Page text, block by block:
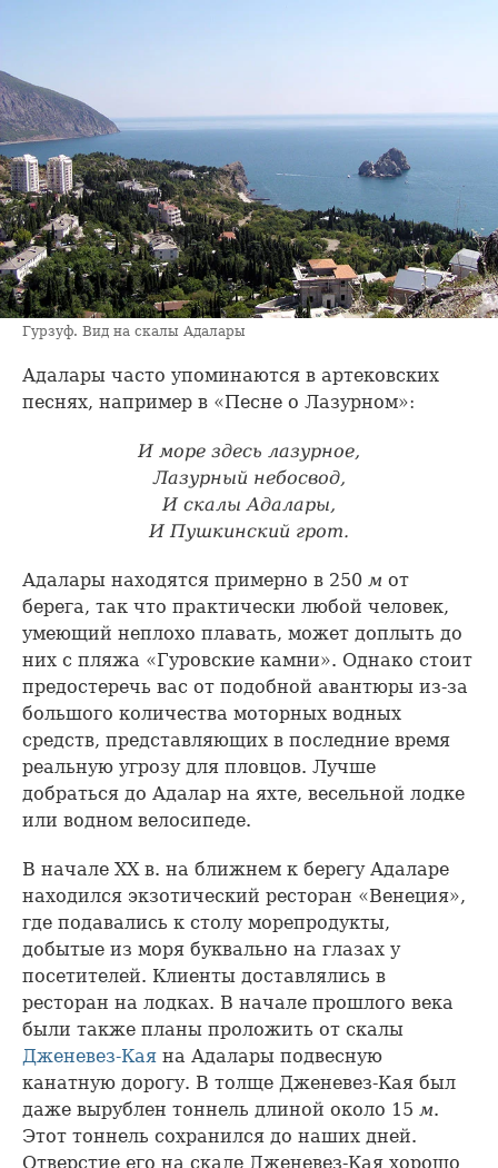
Гурзуф. Вид на скалы Адалары
Адалары часто упоминаются в артековских
песнях, например в «Песне о Лазурном»:
И море здесь лазурное,
Лазурный небосвод,
И скалы Адалары,
И Пушкинский грот.
Адалары находятся примерно в 250 м от
берега, так что практически любой человек,
умеющий неплохо плавать, может доплыть до
них с пляжа «Гуровские камни». Однако стоит
предостеречь вас от подобной авантюры из-за
большого количества моторных водных
средств, представляющих в последние время
реальную угрозу для пловцов. Лучше
добраться до Адалар на яхте, весельной лодке
или водном велосипеде.
В начале XX в. на ближнем к берегу Адаларе
находился экзотический ресторан «Венеция»,
где подавались к столу морепродукты,
добытые из моря буквально на глазах у
посетителей. Клиенты доставлялись в
ресторан на лодках. В начале прошлого века
были также планы проложить от скалы
Дженевез-Кая на Адалары подвесную
канатную дорогу. В толще Дженевез-Кая был
даже вырублен тоннель длиной около 15 м.
Этот тоннель сохранился до наших дней.
Отверстие его на скале Дженевез-Кая хорошо